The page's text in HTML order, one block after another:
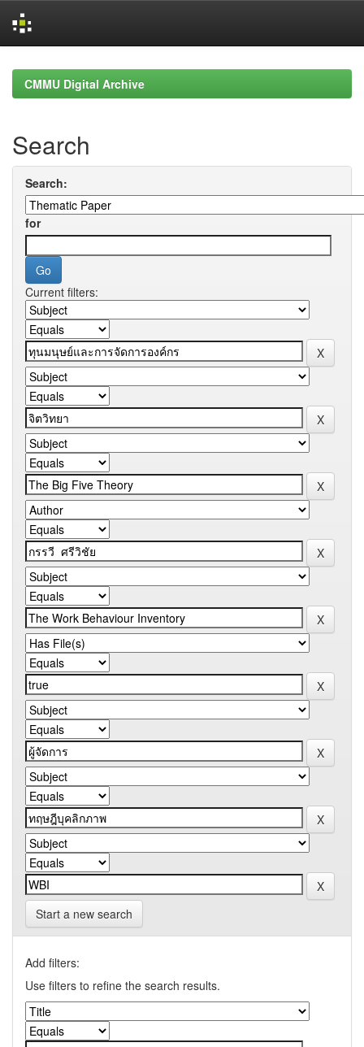
navigationCMMU Digital Archive
Search
Search:
for
Current filters:
Start a new search
Add filters:
Use filters to refine the search results.